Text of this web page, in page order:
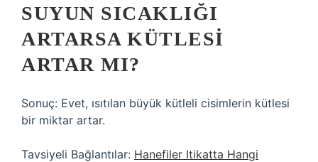
SUYUN SICAKLIĞI
ARTARSA KÜTLESI
ARTAR MI?
Sonuç: Evet, ısıtılan büyük kütleli cisimlerin kütlesi
bir miktar artar.
Tavsiyeli Bağlantılar: Hanefiler Itikatta Hangi